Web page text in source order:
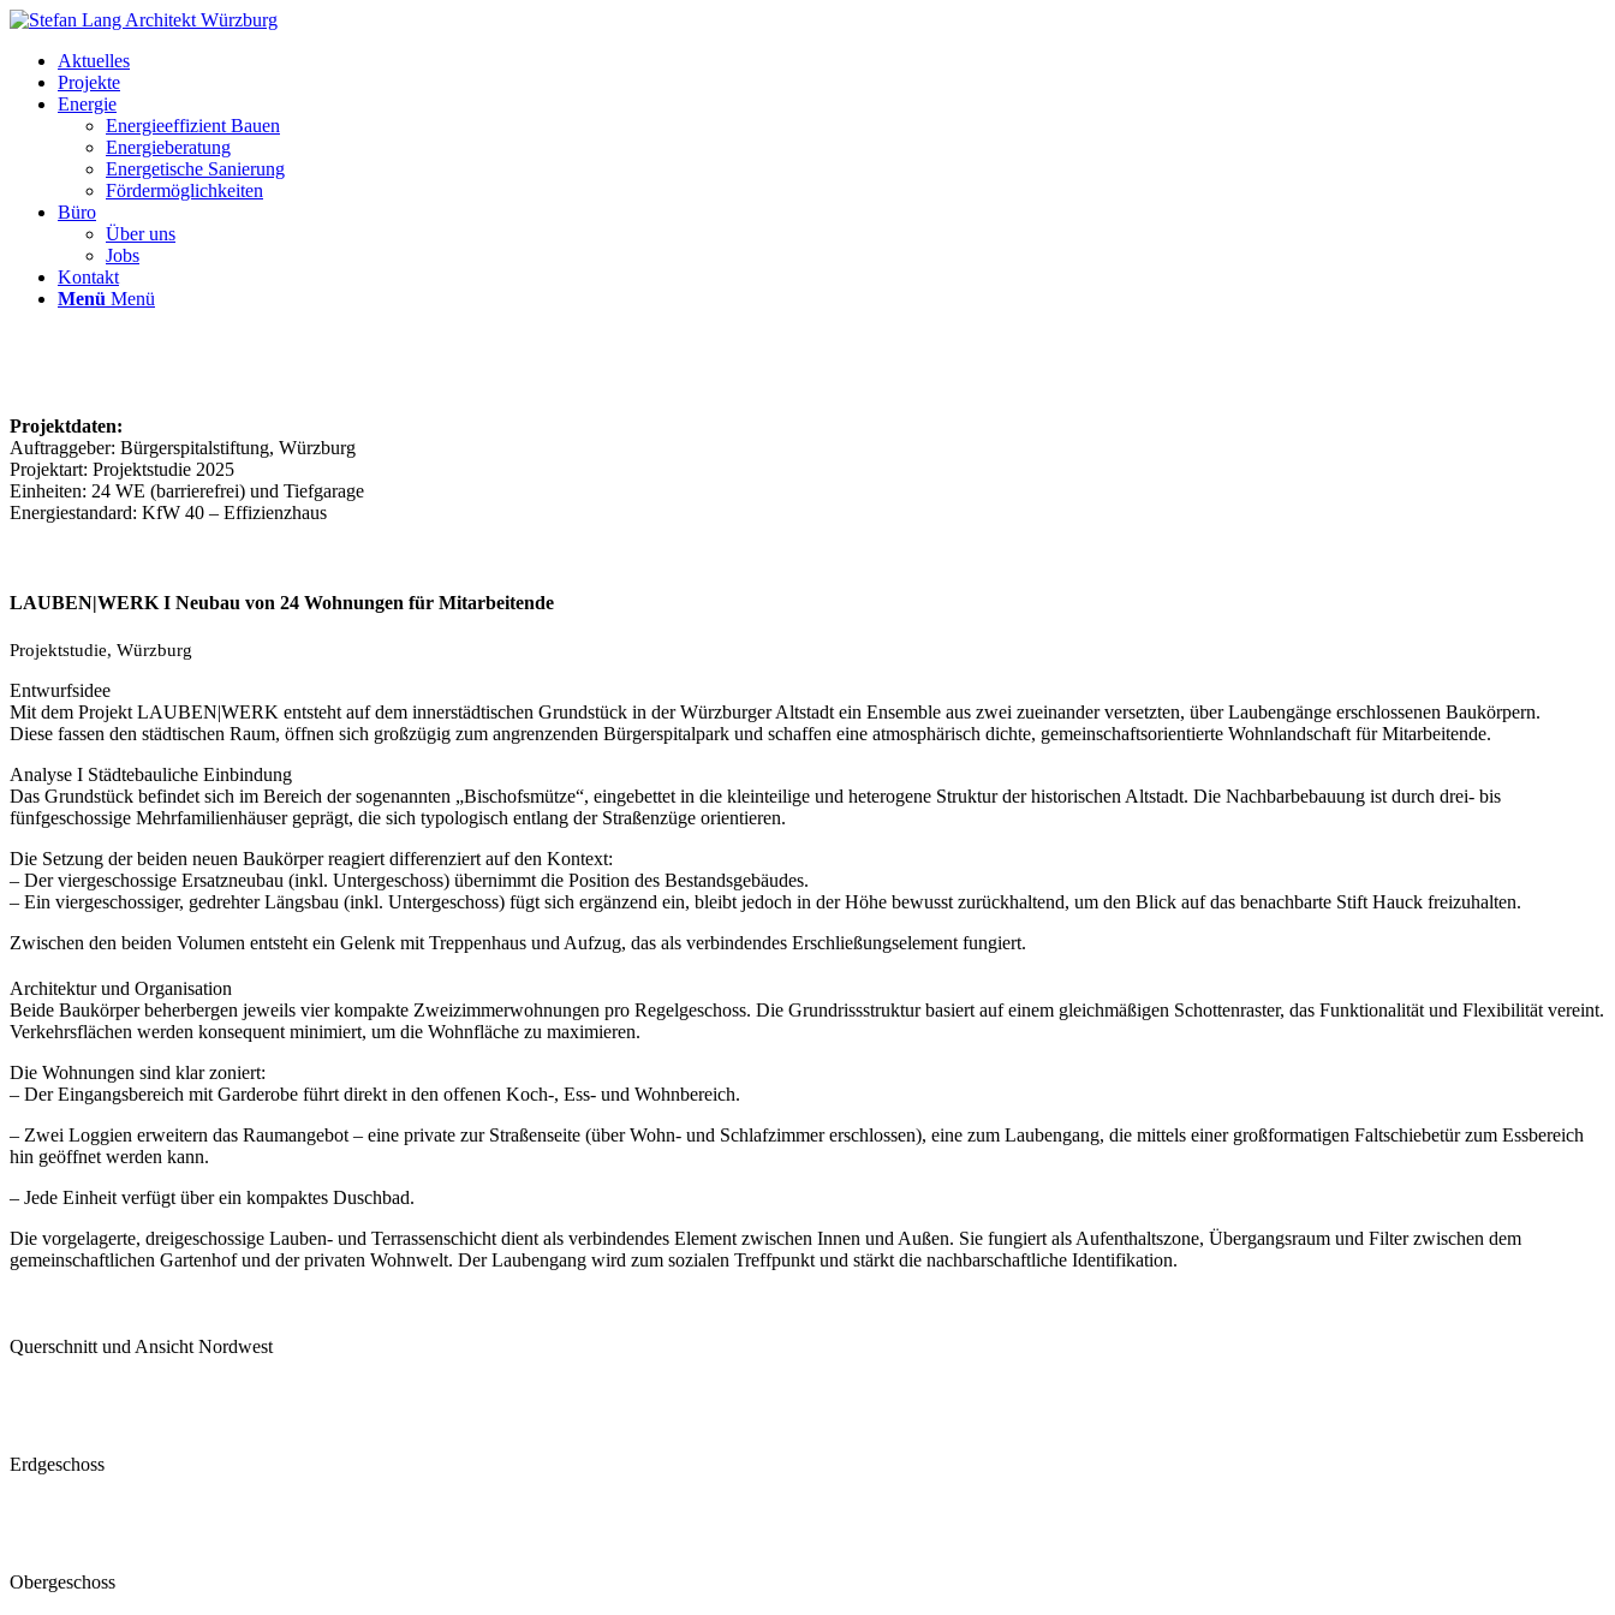
Aktuelles
Projekte
Energie
Energieeffizient Bauen
Energieberatung
Energetische Sanierung
Fördermöglichkeiten
Büro
Über uns
Jobs
Kontakt
Menü Menü
Projektdaten:
Auftraggeber: Bürgerspitalstiftung, Würzburg
Projektart: Projektstudie 2025
Einheiten: 24 WE (barrierefrei) und Tiefgarage
Energiestandard: KfW 40 – Effizienzhaus
LAUBEN|WERK I Neubau von 24 Wohnungen für Mitarbeitende
Projektstudie, Würzburg
Entwurfsidee
Mit dem Projekt LAUBEN|WERK entsteht auf dem innerstädtischen Grundstück in der Würzburger Altstadt ein Ensemble aus zwei zueinander versetzten, über Laubengänge erschlossenen Baukörpern.
Diese fassen den städtischen Raum, öffnen sich großzügig zum angrenzenden Bürgerspitalpark und schaffen eine atmosphärisch dichte, gemeinschaftsorientierte Wohnlandschaft für Mitarbeitende.
Analyse I Städtebauliche Einbindung
Das Grundstück befindet sich im Bereich der sogenannten „Bischofsmütze“, eingebettet in die kleinteilige und heterogene Struktur der historischen Altstadt. Die Nachbarbebauung ist durch drei- bis
fünfgeschossige Mehrfamilienhäuser geprägt, die sich typologisch entlang der Straßenzüge orientieren.
Die Setzung der beiden neuen Baukörper reagiert differenziert auf den Kontext:
– Der viergeschossige Ersatzneubau (inkl. Untergeschoss) übernimmt die Position des Bestandsgebäudes.
– Ein viergeschossiger, gedrehter Längsbau (inkl. Untergeschoss) fügt sich ergänzend ein, bleibt jedoch in der Höhe bewusst zurückhaltend, um den Blick auf das benachbarte Stift Hauck freizuhalten.
Zwischen den beiden Volumen entsteht ein Gelenk mit Treppenhaus und Aufzug, das als verbindendes Erschließungselement fungiert.
Architektur und Organisation
Beide Baukörper beherbergen jeweils vier kompakte Zweizimmerwohnungen pro Regelgeschoss. Die Grundrissstruktur basiert auf einem gleichmäßigen Schottenraster, das Funktionalität und Flexibilität vereint.
Verkehrsflächen werden konsequent minimiert, um die Wohnfläche zu maximieren.
Die Wohnungen sind klar zoniert:
– Der Eingangsbereich mit Garderobe führt direkt in den offenen Koch-, Ess- und Wohnbereich.
– Zwei Loggien erweitern das Raumangebot – eine private zur Straßenseite (über Wohn- und Schlafzimmer erschlossen), eine zum Laubengang, die mittels einer großformatigen Faltschiebetür zum Essbereich
hin geöffnet werden kann.
– Jede Einheit verfügt über ein kompaktes Duschbad.
Die vorgelagerte, dreigeschossige Lauben- und Terrassenschicht dient als verbindendes Element zwischen Innen und Außen. Sie fungiert als Aufenthaltszone, Übergangsraum und Filter zwischen dem
gemeinschaftlichen Gartenhof und der privaten Wohnwelt. Der Laubengang wird zum sozialen Treffpunkt und stärkt die nachbarschaftliche Identifikation.
Querschnitt und Ansicht Nordwest
Erdgeschoss
Obergeschoss